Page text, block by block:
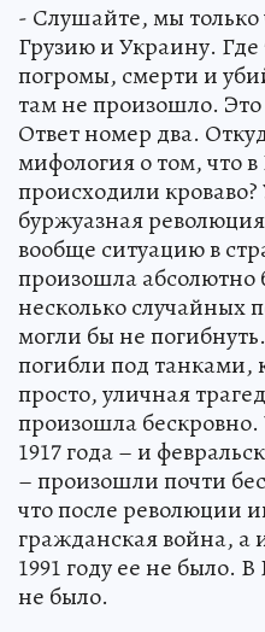
- Слушайте, мы только
Грузию и Украину. Где
погромы, смерти и
там не произошло.
Ответ номер два.
мифология о том, что
происходили
буржуазная
вообще ситуацию в
произошла абсолютно
несколько случайных
могли бы не
погибли под танками,
просто, уличная
произошла
1917 года – и
– произошли почти
что после революции
гражданская война, а
1991 году ее не было.
не было.